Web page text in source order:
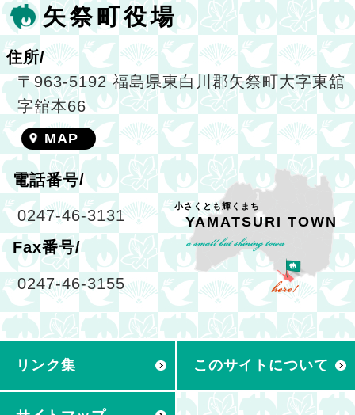
矢祭町役場
住所/
〒963-5192 福島県東白川郡矢祭町大字東舘
字舘本66
MAP
電話番号/
0247-46-3131
Fax番号/
0247-46-3155
小さくとも輝くまち
YAMATSURI TOWN
リンク集 このサイトについて